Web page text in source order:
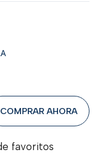
COMPRAR AHORA
favoritos